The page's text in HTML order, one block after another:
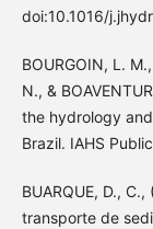
doi:10.1016/
BOURGOIN, L.
N., &
the hydrology
Brazil. IAHS
BUARQUE, D.,
transporte de